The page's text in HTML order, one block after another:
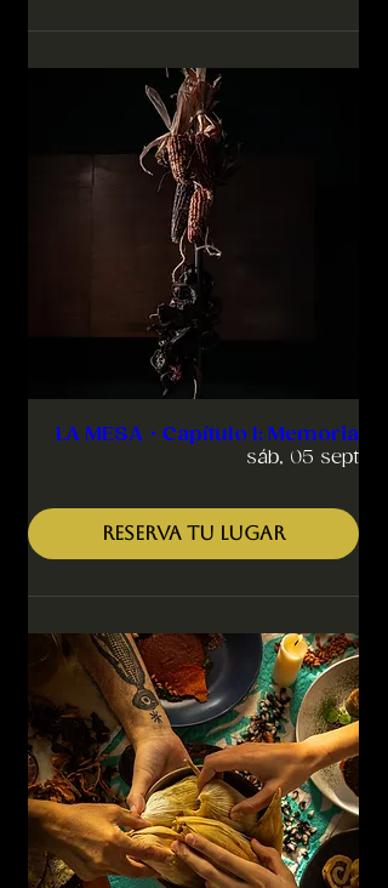
LA MESA・Capítulo 1: Memoria
sáb, 05 sept
RESERVA TU LUGAR